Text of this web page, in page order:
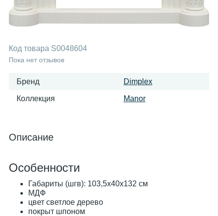
Код товара S0048604
Пока нет отзывов
Бренд Dimplex
Коллекция Manor
Описание
Особенности
Габариты (шгв): 103,5x40x132 см
МДФ
цвет светлое дерево
покрыт шпоном